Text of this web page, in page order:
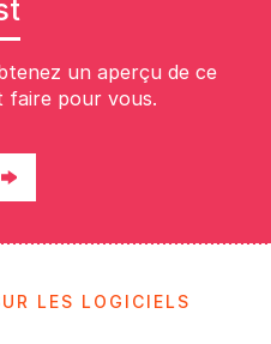
un aperçu de ce
faire pour vous.
complète de 5
et obtenez un
LES LOGICIELS